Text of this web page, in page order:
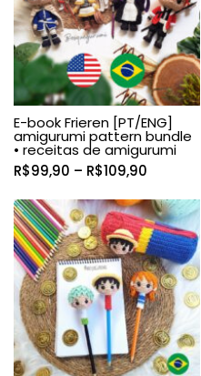
E-book Frieren [PT/ENG]
amigurumi pattern bundle
• receitas de amigurumi
R$99,90 – R$109,90
preço:
R$99,90
através
R$109,90